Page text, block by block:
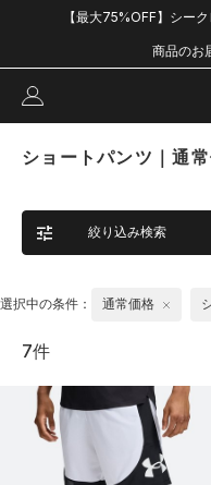
【最大75%OFF】シー
商品のお
ショートパンツ｜通
絞り込み検索
選択中の条件： 通常価格
7件